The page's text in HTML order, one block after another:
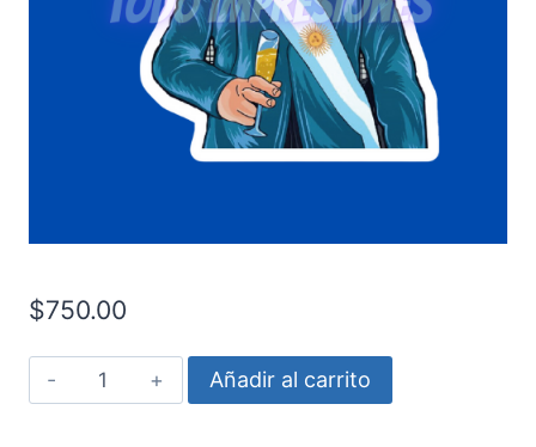
$750.00
comandante
Añadir al carrito